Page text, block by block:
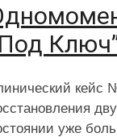
ПАЦІЄНТУ
кейс
уже